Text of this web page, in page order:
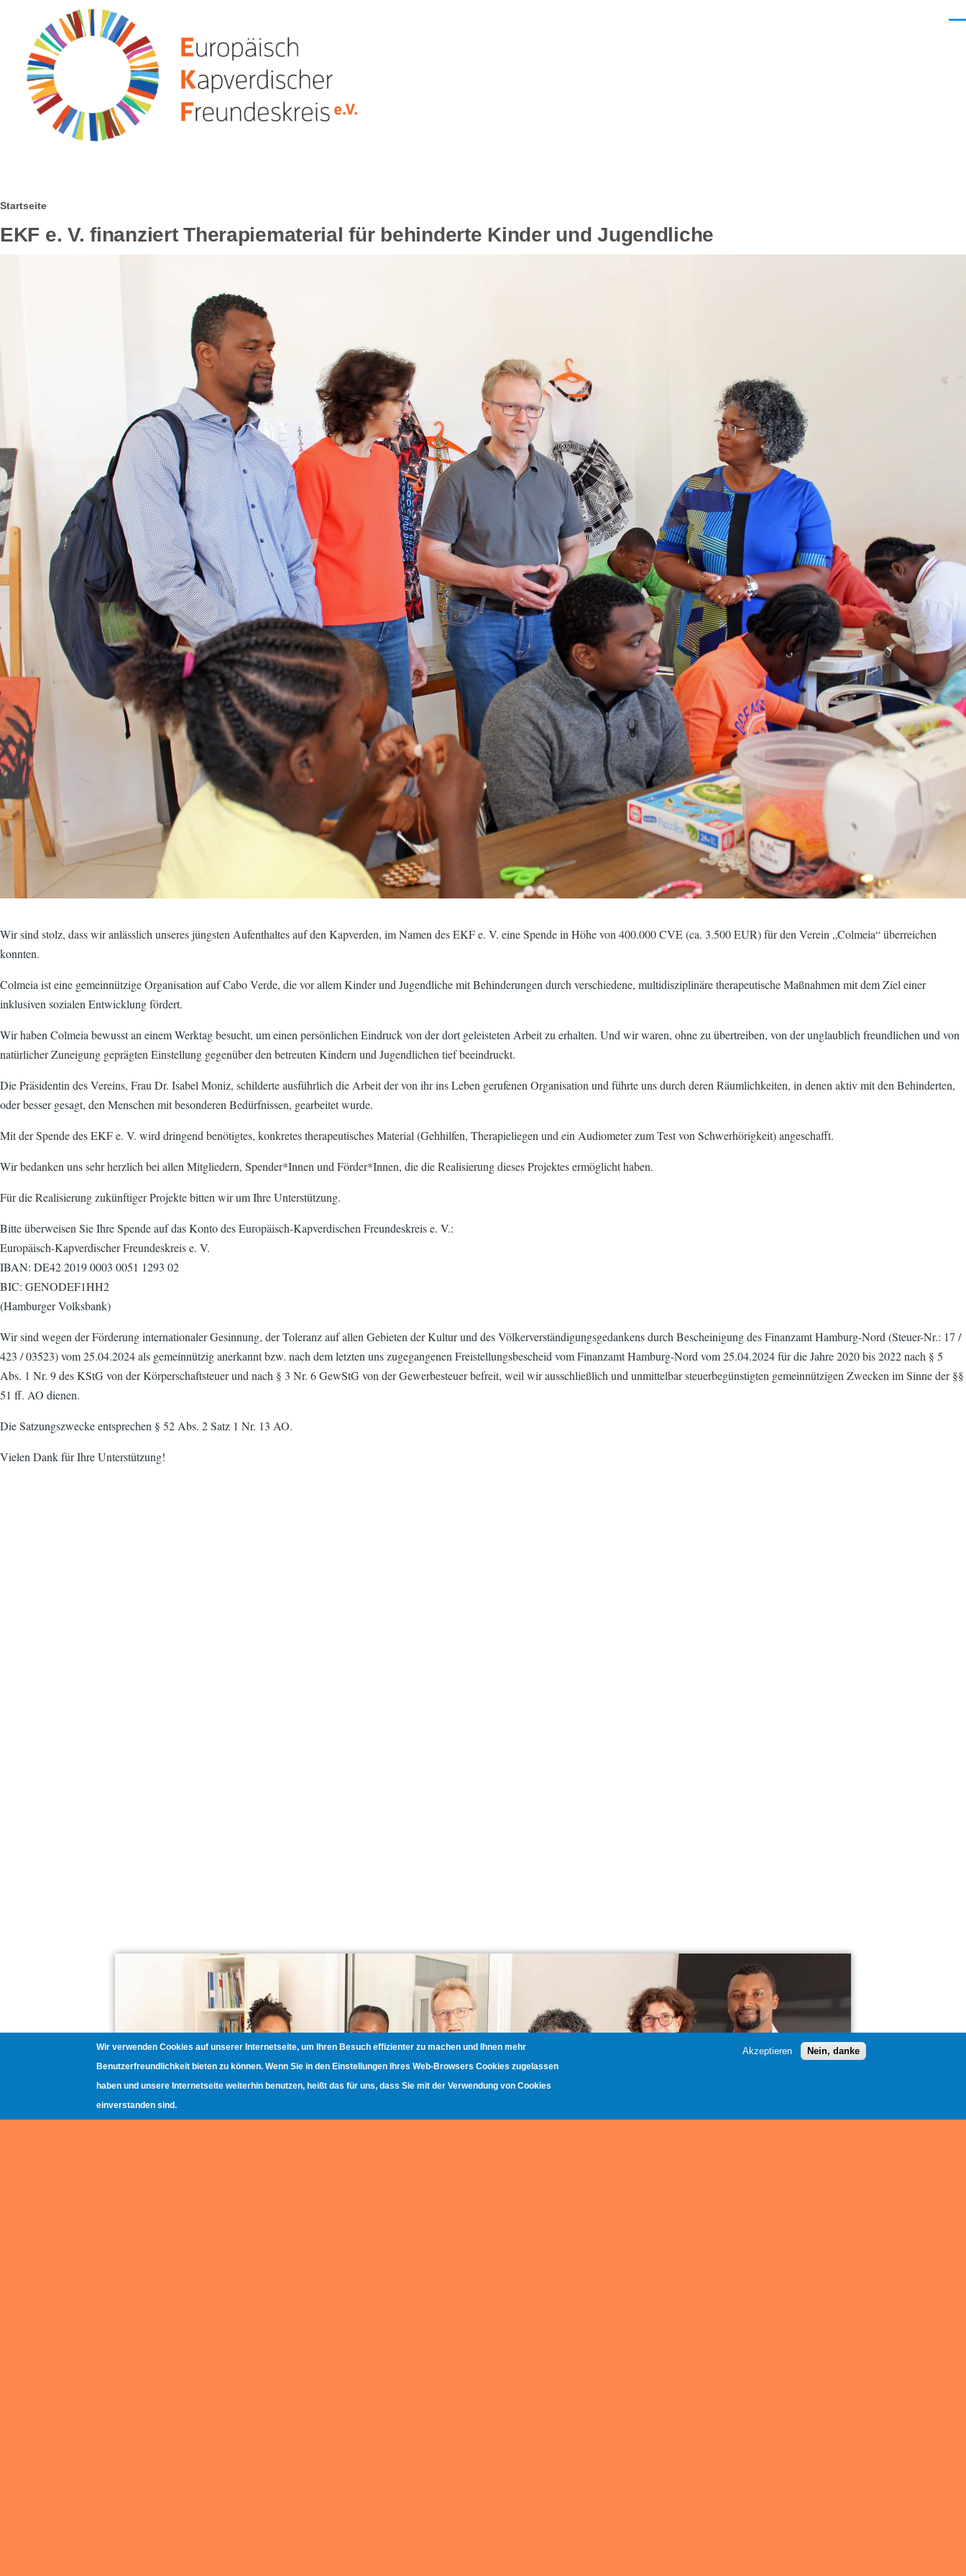
Direkt zum Inhalt
Pfadnavigation
Startseite
EKF e. V. finanziert Therapiematerial für behinderte Kinder und Jugendliche
Wir sind stolz, dass wir anlässlich unseres jüngsten Aufenthaltes auf den Kapverden, im Namen des EKF e. V. eine Spende in Höhe von 400.000 CVE (ca. 3.500 EUR) für den Verein „Colmeia“ überreichen
konnten.
Colmeia ist eine gemeinnützige Organisation auf Cabo Verde, die vor allem Kinder und Jugendliche mit Behinderungen durch verschiedene, multidisziplinäre therapeutische Maßnahmen mit dem Ziel einer
inklusiven sozialen Entwicklung fördert.
Wir haben Colmeia bewusst an einem Werktag besucht, um einen persönlichen Eindruck von der dort geleisteten Arbeit zu erhalten. Und wir waren, ohne zu übertreiben, von der unglaublich freundlichen und von
natürlicher Zuneigung geprägten Einstellung gegenüber den betreuten Kindern und Jugendlichen tief beeindruckt.
Die Präsidentin des Vereins, Frau Dr. Isabel Moniz, schilderte ausführlich die Arbeit der von ihr ins Leben gerufenen Organisation und führte uns durch deren Räumlichkeiten, in denen aktiv mit den Behinderten,
oder besser gesagt, den Menschen mit besonderen Bedürfnissen, gearbeitet wurde.
Mit der Spende des EKF e. V. wird dringend benötigtes, konkretes therapeutisches Material (Gehhilfen, Therapieliegen und ein Audiometer zum Test von Schwerhörigkeit) angeschafft.
Wir bedanken uns sehr herzlich bei allen Mitgliedern, Spender*Innen und Förder*Innen, die die Realisierung dieses Projektes ermöglicht haben.
Für die Realisierung zukünftiger Projekte bitten wir um Ihre Unterstützung.
Bitte überweisen Sie Ihre Spende auf das Konto des Europäisch-Kapverdischen Freundeskreis e. V.:
Europäisch-Kapverdischer Freundeskreis e. V.
IBAN: DE42 2019 0003 0051 1293 02
BIC: GENODEF1HH2
(Hamburger Volksbank)
Wir sind wegen der Förderung internationaler Gesinnung, der Toleranz auf allen Gebieten der Kultur und des Völkerverständigungsgedankens durch Bescheinigung des Finanzamt Hamburg-Nord (Steuer-Nr.: 17 /
423 / 03523) vom 25.04.2024 als gemeinnützig anerkannt bzw. nach dem letzten uns zugegangenen Freistellungsbescheid vom Finanzamt Hamburg-Nord vom 25.04.2024 für die Jahre 2020 bis 2022 nach § 5
Abs. 1 Nr. 9 des KStG von der Körperschaftsteuer und nach § 3 Nr. 6 GewStG von der Gewerbesteuer befreit, weil wir ausschließlich und unmittelbar steuerbegünstigten gemeinnützigen Zwecken im Sinne der §§
51 ff. AO dienen.
Die Satzungszwecke entsprechen § 52 Abs. 2 Satz 1 Nr. 13 AO.
Vielen Dank für Ihre Unterstützung!
Wir verwenden Cookies auf unserer Internetseite, um Ihren Besuch effizienter zu machen und Ihnen mehr
Benutzerfreundlichkeit bieten zu können. Wenn Sie in den Einstellungen Ihres Web-Browsers Cookies zugelassen
haben und unsere Internetseite weiterhin benutzen, heißt das für uns, dass Sie mit der Verwendung von Cookies
einverstanden sind.
Akzeptieren Nein, danke